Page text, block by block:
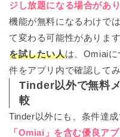
ジし放題になる場合があり
機能が無料になるわけで
て変わる可能性があります
を試したい人は、Omiaiに
件をアプリ内で確認して
Tinder以外で無料
較
Tinder以外にも、条件達
「Omiai」を含む優良アプ